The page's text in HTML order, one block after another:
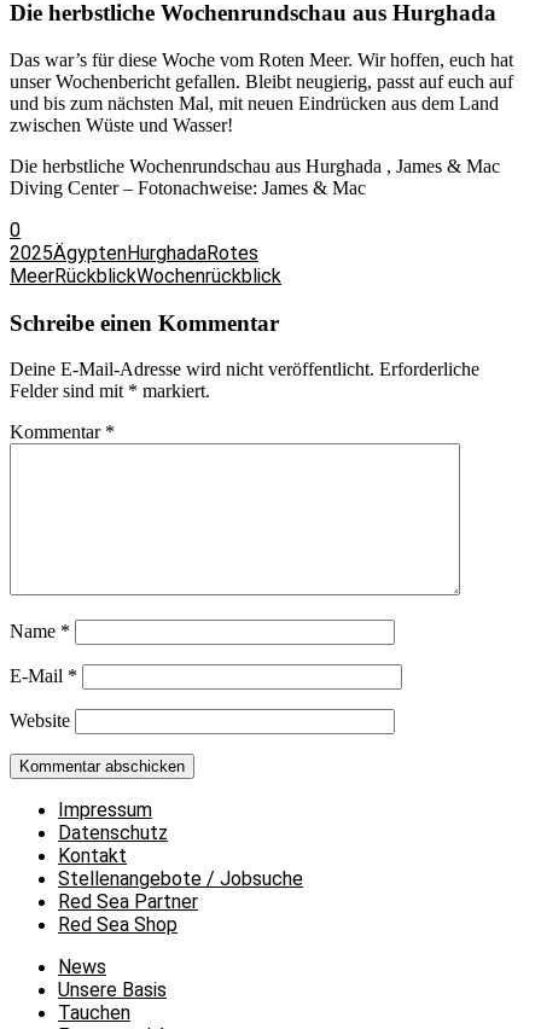
Die herbstliche Wochenrundschau aus Hurghada
Das war’s für diese Woche vom Roten Meer. Wir hoffen, euch hat
unser Wochenbericht gefallen. Bleibt neugierig, passt auf euch auf
und bis zum nächsten Mal, mit neuen Eindrücken aus dem Land
zwischen Wüste und Wasser!
Die herbstliche Wochenrundschau aus Hurghada , James & Mac
Diving Center – Fotonachweise: James & Mac
0
2025ÄgyptenHurghadaRotes
MeerRückblickWochenrückblick
Schreibe einen Kommentar
Deine E-Mail-Adresse wird nicht veröffentlicht. Erforderliche
Felder sind mit * markiert.
Kommentar *
Name *
E-Mail *
Website
Impressum
Datenschutz
Kontakt
Stellenangebote / Jobsuche
Red Sea Partner
Red Sea Shop
News
Unsere Basis
Tauchen